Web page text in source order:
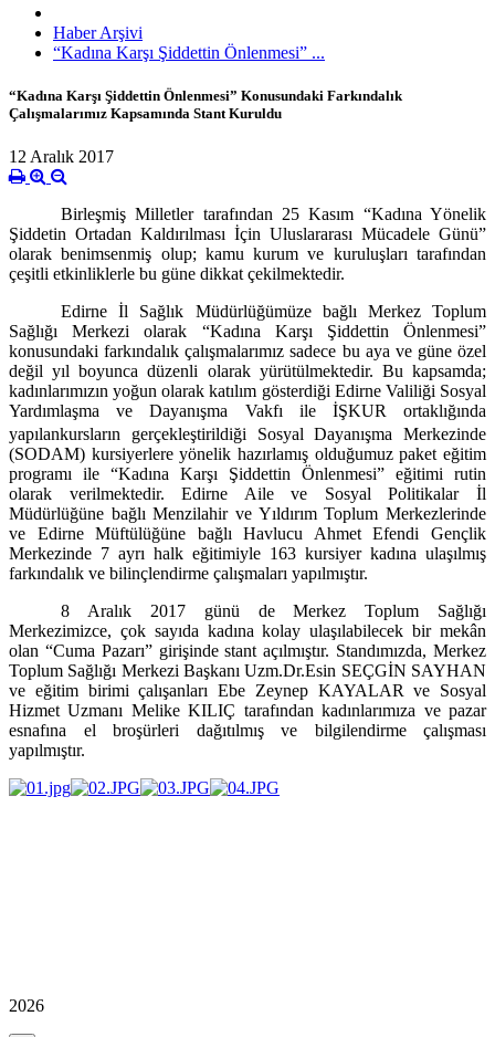
Haber Arşivi
“Kadına Karşı Şiddettin Önlenmesi” ...
“Kadına Karşı Şiddettin Önlenmesi” Konusundaki Farkındalık
Çalışmalarımız Kapsamında Stant Kuruldu
12 Aralık 2017
Birleşmiş Milletler tarafından 25 Kasım “Kadına Yönelik
Şiddetin Ortadan Kaldırılması İçin Uluslararası Mücadele Günü”
olarak benimsenmiş olup; kamu kurum ve kuruluşları tarafından
çeşitli etkinliklerle bu güne dikkat çekilmektedir.
Edirne İl Sağlık Müdürlüğümüze bağlı Merkez Toplum
Sağlığı Merkezi olarak “Kadına Karşı Şiddettin Önlenmesi”
konusundaki farkındalık çalışmalarımız sadece bu aya ve güne özel
değil yıl boyunca düzenli olarak yürütülmektedir. Bu kapsamda;
kadınlarımızın yoğun olarak katılım gösterdiği Edirne Valiliği Sosyal
Yardımlaşma ve Dayanışma Vakfı ile İŞKUR ortaklığında
yapılankursların gerçekleştirildiği Sosyal Dayanışma Merkezinde
(SODAM) kursiyerlere yönelik hazırlamış olduğumuz paket eğitim
programı ile “Kadına Karşı Şiddettin Önlenmesi” eğitimi rutin
olarak verilmektedir. Edirne Aile ve Sosyal Politikalar İl
Müdürlüğüne bağlı Menzilahir ve Yıldırım Toplum Merkezlerinde
ve Edirne Müftülüğüne bağlı Havlucu Ahmet Efendi Gençlik
Merkezinde 7 ayrı halk eğitimiyle 163 kursiyer kadına ulaşılmış
farkındalık ve bilinçlendirme çalışmaları yapılmıştır.
8 Aralık 2017 günü de Merkez Toplum Sağlığı
Merkezimizce, çok sayıda kadına kolay ulaşılabilecek bir mekân
olan “Cuma Pazarı” girişinde stant açılmıştır. Standımızda, Merkez
Toplum Sağlığı Merkezi Başkanı Uzm.Dr.Esin SEÇGİN SAYHAN
ve eğitim birimi çalışanları Ebe Zeynep KAYALAR ve Sosyal
Hizmet Uzmanı Melike KILIÇ tarafından kadınlarımıza ve pazar
esnafına el broşürleri dağıtılmış ve bilgilendirme çalışması
yapılmıştır.
2026